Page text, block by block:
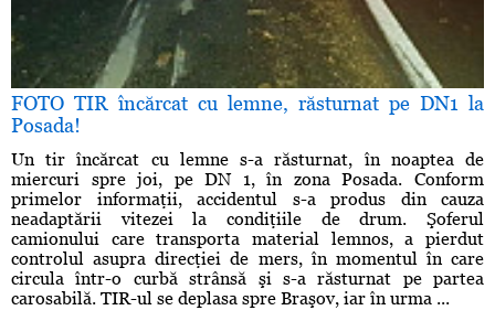
FOTO TIR încărcat cu lemne, răsturnat pe DN1 la
Posada!
Un tir încărcat cu lemne s-a răsturnat, în noaptea de
miercuri spre joi, pe DN 1, în zona Posada. Conform
primelor informaţii, accidentul s-a produs din cauza
neadaptării vitezei la condiţiile de drum. Şoferul
camionului care transporta material lemnos, a pierdut
controlul asupra direcţiei de mers, în momentul în care
circula într-o curbă strânsă şi s-a răsturnat pe partea
carosabilă. TIR-ul se deplasa spre Braşov, iar în urma ...